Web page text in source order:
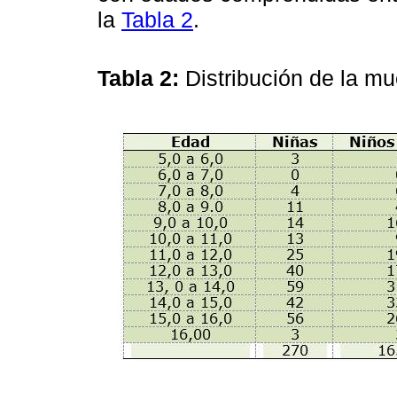
la Tabla 2.
Tabla 2: Distribución de la